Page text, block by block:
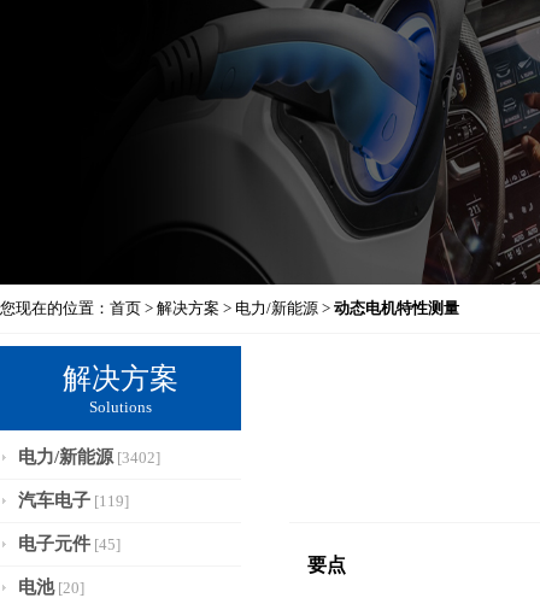
您现在的位置： 首页 > 解决方案 > 电力/新能源 > 动态电机特性测量
解决方案
Solutions
电力/新能源 [3402]
汽车电子 [119]
电子元件 [45]
电池 [20]
要点